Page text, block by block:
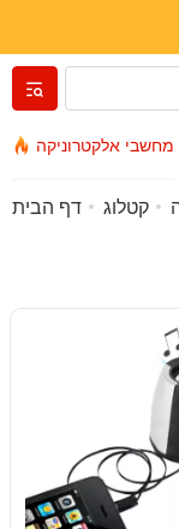
מחשבי אלקטרוניקה
Вернуться
דף הבית קטלוג